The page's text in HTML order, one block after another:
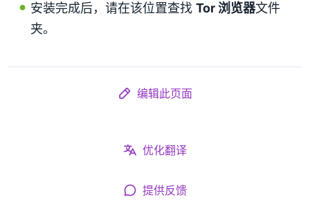
安装完成后，请在该位置查找 Tor 浏览器文件
夹。
编辑此页面
优化翻译
提供反馈